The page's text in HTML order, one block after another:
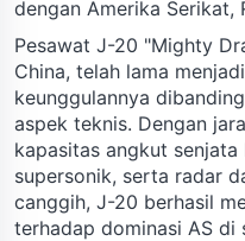
dengan Amerika Serikat,
Pesawat J-20 "Mighty
China, telah lama
keunggulannya
aspek teknis. Dengan
kapasitas angkut
supersonik, serta radar
canggih, J-20 berhasil
terhadap dominasi AS di